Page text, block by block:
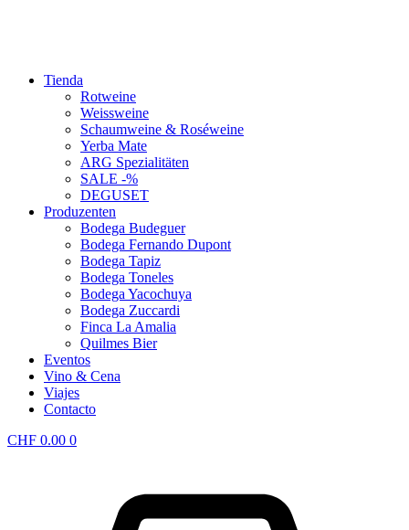
Tienda
Rotweine
Weissweine
Schaumweine & Roséweine
Yerba Mate
ARG Spezialitäten
SALE -%
DEGUSET
Produzenten
Bodega Budeguer
Bodega Fernando Dupont
Bodega Tapiz
Bodega Toneles
Bodega Yacochuya
Bodega Zuccardi
Finca La Amalia
Quilmes Bier
Eventos
Vino & Cena
Viajes
Contacto
CHF 0.00 0